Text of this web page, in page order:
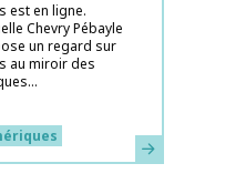
est en ligne.
Chevry Pébayle
un regard sur
au miroir des
En savoir plus